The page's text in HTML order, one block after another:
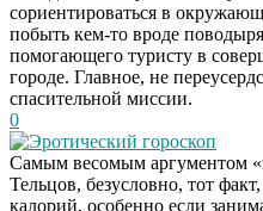
сориентироваться в
побыть кем-то вроде
помогающего туристу в
городе. Главное, не
спасительной миссии.
0
Эротический гороскоп
Самым весомым аргументом
Тельцов, безусловно, тот
калорий, особенно если